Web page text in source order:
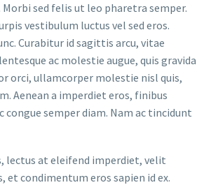
sed felis ut leo pharetra semper.
vestibulum luctus vel sed eros.
Curabitur id sagittis arcu, vitae
ac molestie augue, quis gravida
orci, ullamcorper molestie nisl quis,
Aenean a imperdiet eros, finibus
congue semper diam. Nam ac tincidunt
lectus at eleifend imperdiet, velit
et condimentum eros sapien id ex.